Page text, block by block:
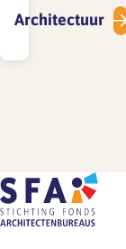
Architectuur